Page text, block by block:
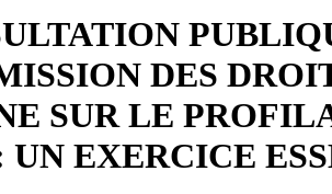
DES
SUR LE
EXERCICE